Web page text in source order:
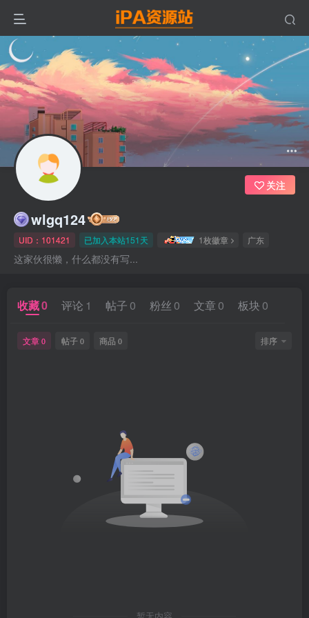
wlgq124
UID：101421 已加入本站151天 1枚徽章 广东
这家伙很懒，什么都没有写...
关注
收藏0 评论 1 帖子 0 粉丝 0 文章 0 板块 0
文章 0 帖子 0 商品 0 排序